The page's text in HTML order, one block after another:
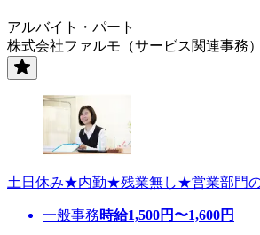
アルバイト・パート
株式会社ファルモ（サービス関連事務）
土日休み★内勤★残業無し★営業部門の
一般事務時給1,500円〜1,600円